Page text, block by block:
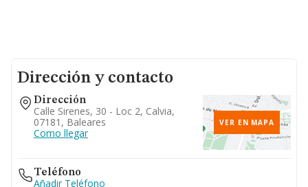
Dirección y contacto
Dirección
Calle Sirenes, 30 - Loc 2, Calvia,
07181, Baleares
Como llegar
VER EN MAPA
Teléfono
Añadir Teléfono